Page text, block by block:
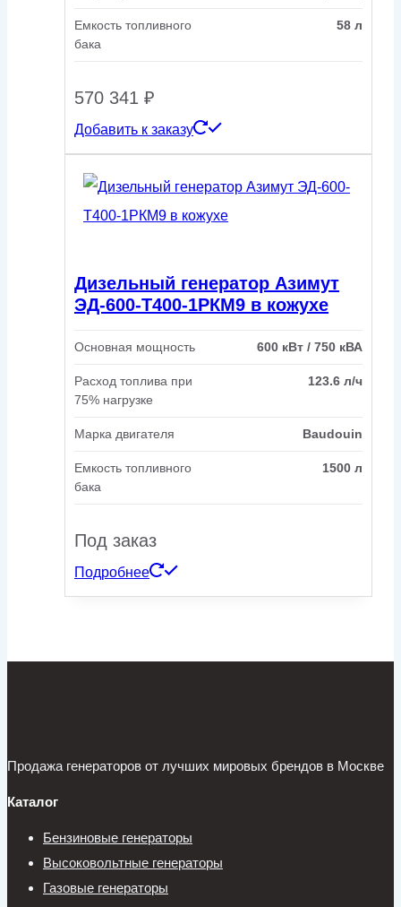
Емкость топливного
бака
58 л
570 341 ₽
Добавить к заказу
Дизельный генератор Азимут
ЭД-600-Т400-1РКМ9 в кожухе
Основная мощность 600 кВт / 750 кВА
Расход топлива при
75% нагрузке
123.6 л/ч
Марка двигателя Baudouin
Емкость топливного
бака
1500 л
Под заказ
Подробнее
Продажа генераторов от лучших мировых брендов в Москве
Каталог
Бензиновые генераторы
Высоковольтные генераторы
Газовые генераторы